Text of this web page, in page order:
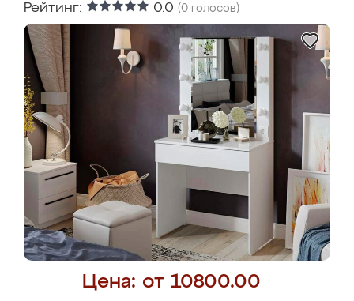
Рейтинг: 0.0 (0 голосов)
Цена: от 10800.00